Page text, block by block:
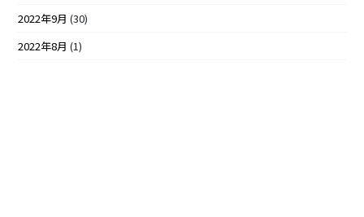
2022年9月 (30)
2022年8月 (1)